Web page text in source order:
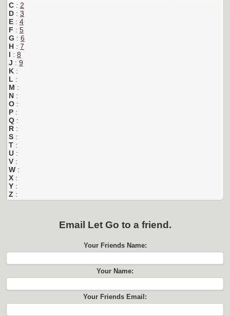
C : 2
D : 3
E : 4
F : 5
G : 6
H : 7
I : 8
J : 9
K :
L :
M :
N :
O :
P :
Q :
R :
S :
T :
U :
V :
W :
X :
Y :
Z :
Email Let Go to a friend.
Your Friends Name:
Your Name:
Your Friends Email: